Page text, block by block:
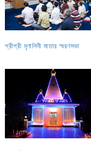
শ্রীশ্রী মৃণালিনী মাতার স্মরণসভা